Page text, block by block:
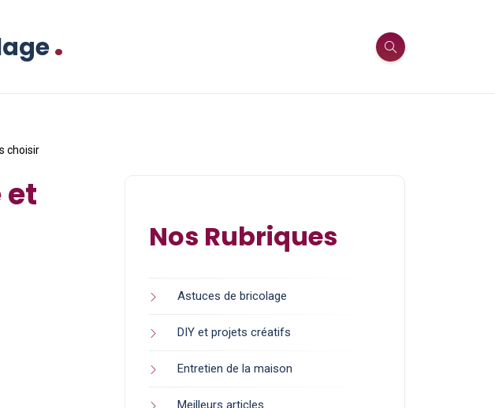
.
choisir
et
Nos Rubriques
Astuces de bricolage
DIY et projets créatifs
Entretien de la maison
Meilleurs articles